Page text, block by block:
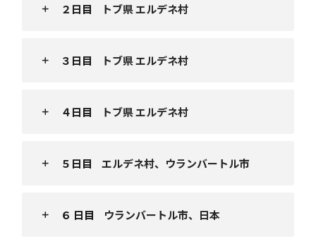
２日目 トブ県 エルデネ村
３日目 トブ県 エルデネ村
４日目 トブ県 エルデネ村
５日目 エルデネ村、ウランバートル市
６ 日目 ウランバートル市、日本